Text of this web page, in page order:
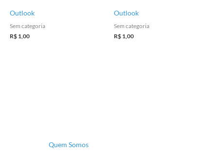
Outlook
Sem categoria
R$ 1,00
Outlook
Sem categoria
R$ 1,00
Quem Somos